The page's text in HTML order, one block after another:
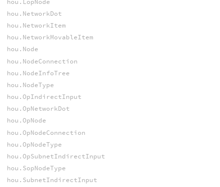
hou.NetworkDot
hou.NetworkItem
hou.NetworkMovableItem
hou.Node
hou.NodeConnection
hou.NodeInfoTree
hou.NodeType
hou.OpIndirectInput
hou.OpNetworkDot
hou.OpNode
hou.OpNodeConnection
hou.OpNodeType
hou.OpSubnetIndirectInput
hou.SopNodeType
hou.SubnetIndirectInput